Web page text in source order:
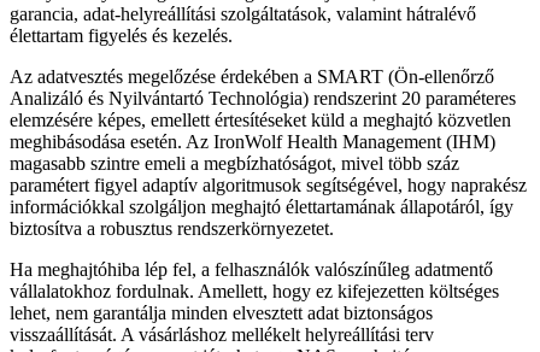
garancia, adat-helyreállítási szolgáltatások, valamint hátralévő
élettartam figyelés és kezelés.
Az adatvesztés megelőzése érdekében a SMART (Ön-ellenőrző
Analizáló és Nyilvántartó Technológia) rendszerint 20 paraméteres
elemzésére képes, emellett értesítéseket küld a meghajtó közvetlen
meghibásodása esetén. Az IronWolf Health Management (IHM)
magasabb szintre emeli a megbízhatóságot, mivel több száz
paramétert figyel adaptív algoritmusok segítségével, hogy naprakész
információkkal szolgáljon meghajtó élettartamának állapotáról, így
biztosítva a robusztus rendszerkörnyezetet.
Ha meghajtóhiba lép fel, a felhasználók valószínűleg adatmentő
vállalatokhoz fordulnak. Amellett, hogy ez kifejezetten költséges
lehet, nem garantálja minden elvesztett adat biztonságos
visszaállítását. A vásárláshoz mellékelt helyreállítási terv